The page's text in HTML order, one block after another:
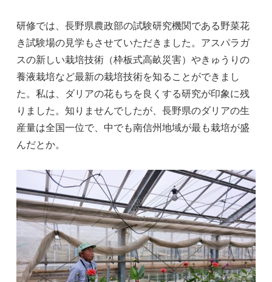
研修では、長野県農政部の試験研究機関である野菜花
き試験場の見学もさせていただきました。アスパラガ
スの新しい栽培技術（枠板式高畝災害）やきゅうりの
養液栽培など最新の栽培技術を知ることができまし
た。私は、ダリアの花もちを良くする研究が印象に残
りました。知りませんでしたが、長野県のダリアの生
産量は全国一位で、中でも南信州地域が最も栽培が盛
んだとか。